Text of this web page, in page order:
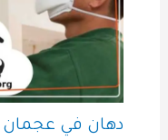
دهان في عجمان